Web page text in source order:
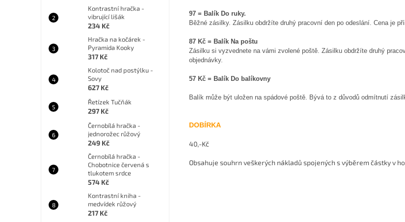
Kontrastní hračka -
vibrující lišák
234 Kč
Hračka na kočárek -
Pyramida Kooky
317 Kč
Kolotoč nad postýlku -
Sovy
627 Kč
Řetízek Tučňák
297 Kč
Černobílá hračka -
jednorožec růžový
249 Kč
Černobílá hračka -
Chobotnice červená s
tlukotem srdce
574 Kč
Kontrastní kniha -
medvídek růžový
217 Kč
97 = Balík Do ruky.
Běžné zásilky. Zásilku obdržíte druhý pracovní den po odeslání. Cena je
87 Kč = Balík Na poštu
Zásilku si vyzvednete na vámi zvolené poště. Zásilku obdržíte druhý
objednávky.
57 Kč = Balík Do balíkovny
Balík může být uložen na spádové poště. Bývá to z důvodů odmítnutí
DOBÍRKA
40,-Kč
Obsahuje souhrn veškerých nákladů spojených s výběrem částky v